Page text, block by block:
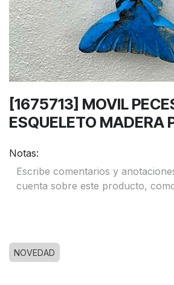
[1675713] MOVIL
ESQUELETO MADERA
Notas:
NOVEDAD